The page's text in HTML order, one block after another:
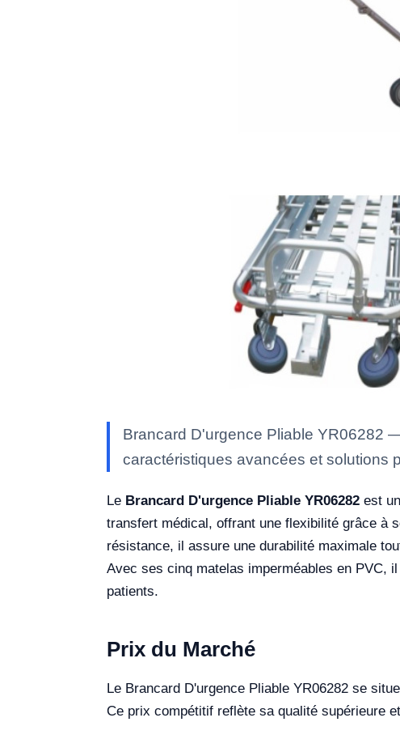
Brancard D'urgence Pliable YR06282
caractéristiques avancées et solutions
Le Brancard D'urgence Pliable YR06282 est
transfert médical, offrant une flexibilité grâce à
résistance, il assure une durabilité maximale
Avec ses cinq matelas imperméables en PVC,
patients.
Prix du Marché
Le Brancard D'urgence Pliable YR06282 se
Ce prix compétitif reflète sa qualité supérieure